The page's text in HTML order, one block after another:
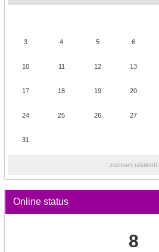
3 4 5 6
10 11 12 13
17 18 19 20
24 25 26 27
31
zoznam udalostí
Online status
8